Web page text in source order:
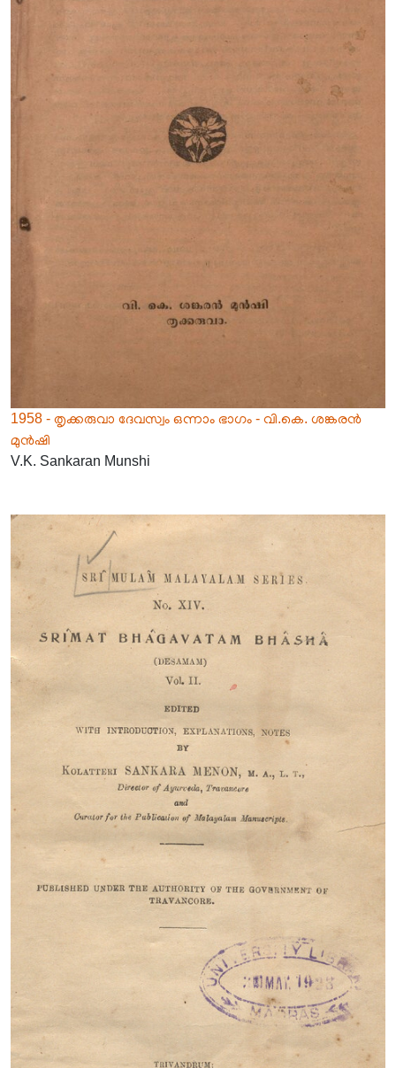
1958 - തൃക്കരുവാ ദേവസ്വം ഒന്നാം ഭാഗം - വി.കെ. ശങ്കരൻ
മുൻഷി
V.K. Sankaran Munshi